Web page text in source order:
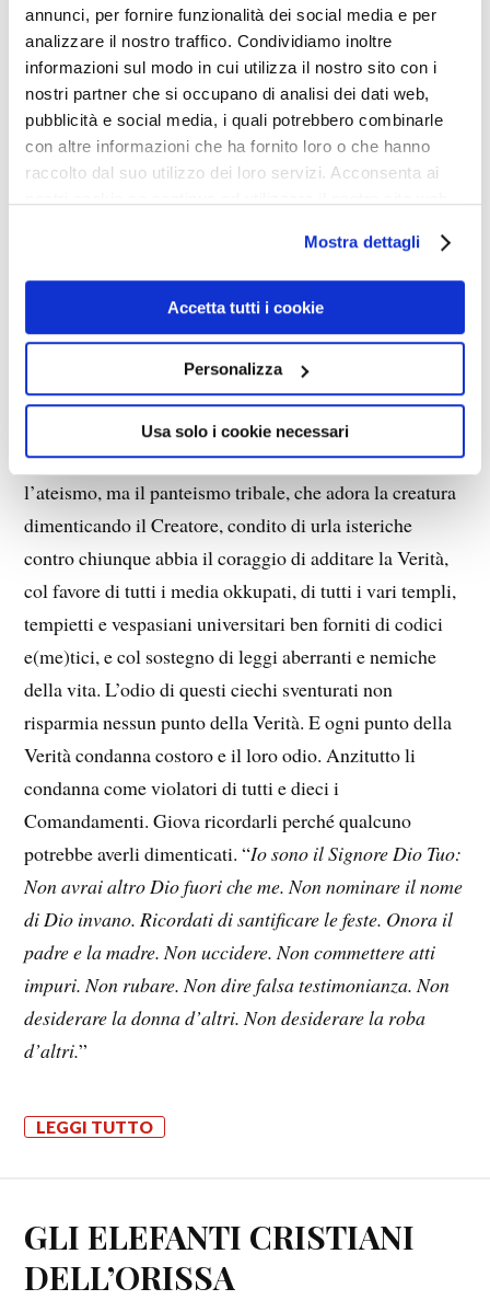
annunci, per fornire funzionalità dei social media e per
analizzare il nostro traffico. Condividiamo inoltre
informazioni sul modo in cui utilizza il nostro sito con i
nostri partner che si occupano di analisi dei dati web,
pubblicità e social media, i quali potrebbero combinarle
con altre informazioni che ha fornito loro o che hanno
raccolto dal suo utilizzo dei loro servizi. Acconsenta ai
Mostra dettagli
Accetta tutti i cookie
Personalizza
Usa solo i cookie necessari
LA VERITÀ E QUELLI CHE
LA ODIANO
1 DICEMBRE 2020 HUMANAE LITTERAE
L’obiettivo dei satanisti che oggi menano la danza non è
l’ateismo, ma il panteismo tribale, che adora la creatura
dimenticando il Creatore, condito di urla isteriche
contro chiunque abbia il coraggio di additare la Verità,
col favore di tutti i media okkupati, di tutti i vari templi,
tempietti e vespasiani universitari ben forniti di codici
e(me)tici, e col sostegno di leggi aberranti e nemiche
della vita. L’odio di questi ciechi sventurati non
risparmia nessun punto della Verità. E ogni punto della
Verità condanna costoro e il loro odio. Anzitutto li
condanna come violatori di tutti e dieci i
Comandamenti. Giova ricordarli perché qualcuno
potrebbe averli dimenticati. “Io sono il Signore Dio Tuo:
Non avrai altro Dio fuori che me. Non nominare il nome
di Dio invano. Ricordati di santificare le feste. Onora il
padre e la madre. Non uccidere. Non commettere atti
impuri. Non rubare. Non dire falsa testimonianza. Non
desiderare la donna d’altri. Non desiderare la roba
d’altri.”
LEGGI TUTTO
GLI ELEFANTI CRISTIANI
DELL’ORISSA